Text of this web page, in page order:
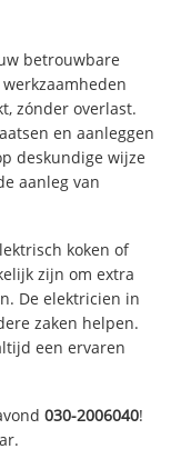
betrouwbare
werkzaamheden
zónder overlast.
en aanleggen
deskundige wijze
aanleg van
koken of
zijn om extra
De elektricien in
zaken helpen.
een ervaren
030-2006040!